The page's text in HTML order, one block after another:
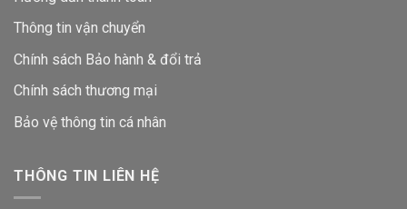
Thông tin vận chuyển
Chính sách Bảo hành & đổi trả
Chính sách thương mại
Bảo vệ thông tin cá nhân
THÔNG TIN LIÊN HỆ